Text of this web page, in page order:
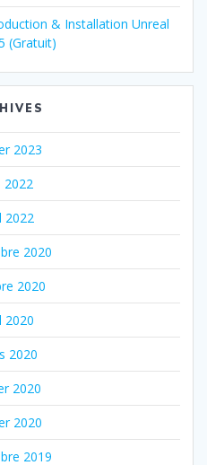
& Installation Unreal
(Gratuit)
2023
2022
2022
2020
2020
2020
2020
2020
2020
2019